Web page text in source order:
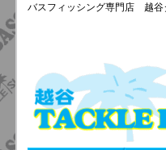
バスフィッシング専門店 越谷